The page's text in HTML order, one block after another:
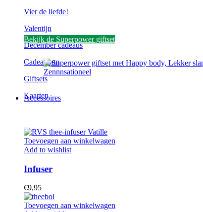
Vier de liefde!
Valentijn
December cadeaus
Cadeaubon
Giftsets
Kaarten
Bekijk de Superpower giftset
Accessoires
Toevoegen aan winkelwagen
Add to wishlist
Infuser
€9,95
Toevoegen aan winkelwagen